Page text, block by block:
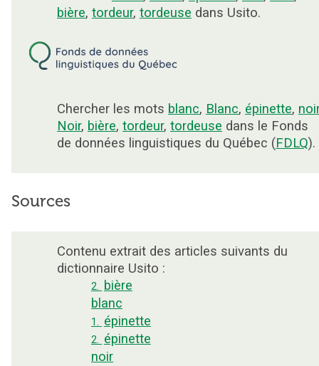
bière, tordeur, tordeuse dans Usito.
Chercher les mots blanc, Blanc, épinette, noir
Noir, bière, tordeur, tordeuse dans le Fonds
de données linguistiques du Québec (FDLQ).
Sources
Contenu extrait des articles suivants du
dictionnaire Usito :
2. bière
blanc
1. épinette
2. épinette
noir